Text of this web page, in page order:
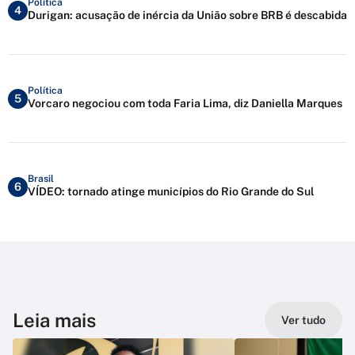
4
Política
Durigan: acusação de inércia da União sobre BRB é descabida
5
Política
Vorcaro negociou com toda Faria Lima, diz Daniella Marques
6
Brasil
VÍDEO: tornado atinge municípios do Rio Grande do Sul
Leia mais Ver tudo